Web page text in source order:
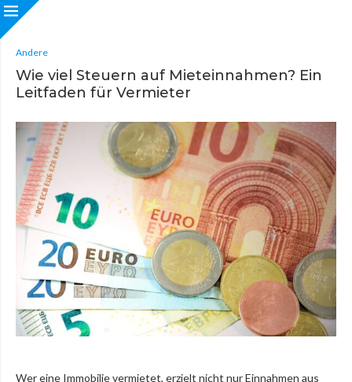
Andere
Wie viel Steuern auf Mieteinnahmen? Ein
Leitfaden für Vermieter
Wer eine Immobilie vermietet, erzielt nicht nur Einnahmen aus